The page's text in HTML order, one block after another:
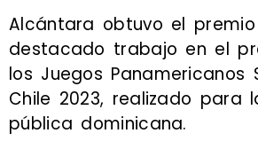
Alcántara obtuvo el
destacado trabajo en el
los Juegos Panamericanos
Chile 2023, realizado para
pública dominicana.